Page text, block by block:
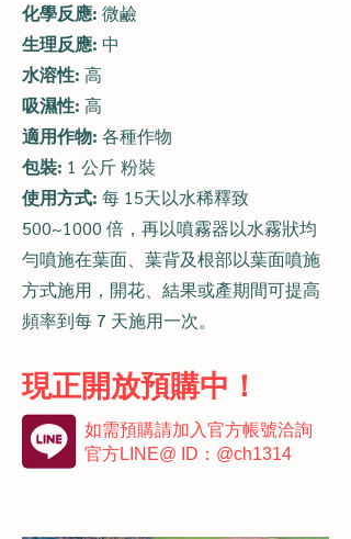
化學反應: 微鹼
生理反應: 中
水溶性: 高
吸濕性: 高
適用作物: 各種作物
包裝: 1 公斤 粉裝
使用方式: 每 15天以水稀釋致
500~1000 倍，再以噴霧器以水霧狀均
勻噴施在葉面、葉背及根部以葉面噴施
方式施用，開花、結果或產期間可提高
頻率到每 7 天施用一次。
​現正開放預購中！
如需預購請加入官方帳號洽詢
官方LINE@ ID： @ch1314